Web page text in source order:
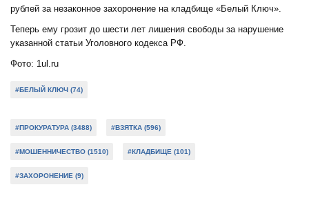
рублей за незаконное захоронение на кладбище «Белый Ключ».
Теперь ему грозит до шести лет лишения свободы за нарушение
указанной статьи Уголовного кодекса РФ.
Фото: 1ul.ru
#БЕЛЫЙ КЛЮЧ (74)
#ПРОКУРАТУРА (3488) #ВЗЯТКА (596)
#МОШЕННИЧЕСТВО (1510) #КЛАДБИЩЕ (101)
#ЗАХОРОНЕНИЕ (9)